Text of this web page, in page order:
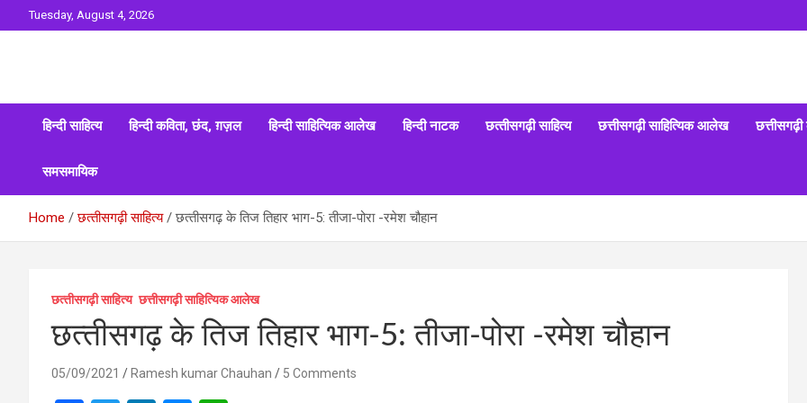
to
Tuesday, August 4, 2026
हिन्दी साहित्य हिन्दी कविता, छंद, ग़ज़ल हिन्दी साहित्यिक आलेख हिन्‍दी नाटक छत्‍तीसगढ़ी साहित्‍य छत्तीसगढ़ी साहित्यिक आलेख
समसमायिक
Home छत्‍तीसगढ़ी साहित्‍य छत्‍तीसगढ़ के तिज तिहार भाग-5: तीजा-पोरा -रमेश चौहान
छत्‍तीसगढ़ी साहित्‍य छत्तीसगढ़ी साहित्यिक आलेख
छत्‍तीसगढ़ के तिज तिहार भाग-5: तीजा-पोरा -रमेश चौहान
05/09/2021 Ramesh kumar Chauhan 5 Comments